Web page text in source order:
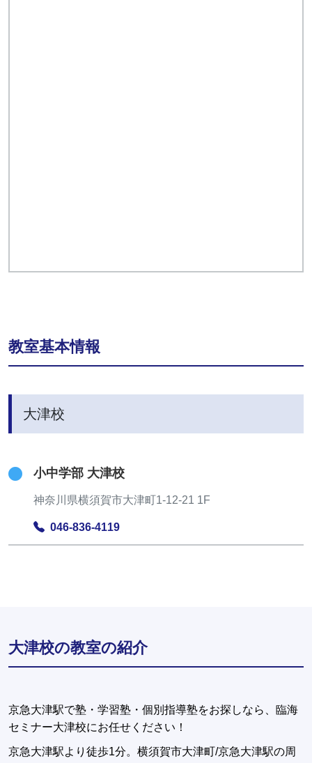
教室基本情報
大津校
小中学部 大津校
神奈川県横須賀市大津町1-12-21 1F
046-836-4119
大津校の教室の紹介
京急大津駅で塾・学習塾・個別指導塾をお探しなら、臨海
セミナー大津校にお任せください！
京急大津駅より徒歩1分。横須賀市大津町/京急大津駅の周